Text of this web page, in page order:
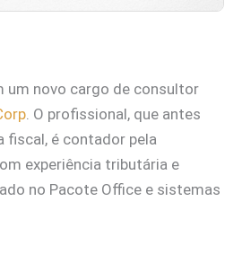
um novo cargo de consultor
. O profissional, que antes
fiscal, é contador pela
experiência tributária e
no Pacote Office e sistemas